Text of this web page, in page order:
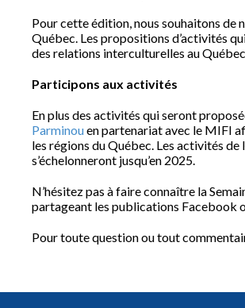
Pour cette édition, nous souhaitons de
Québec. Les propositions d’activités
des relations interculturelles au
Participons aux activités
En plus des activités qui seront
Parminouen partenariat avec le MIFI
les régions du Québec. Les activités
s’échelonneront jusqu’en 2025.
N’hésitez pas à faire connaître la
partageant les publications Facebook
Pour toute question ou tout